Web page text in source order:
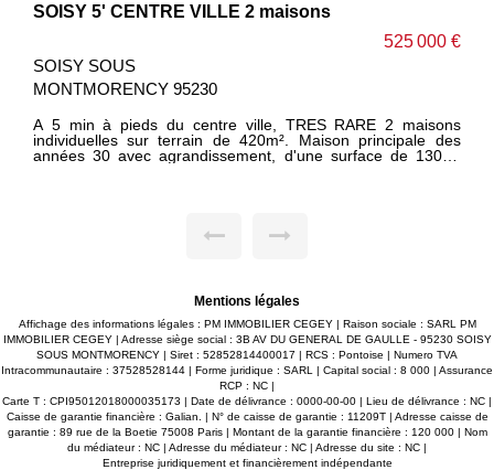
SOISY 5' CENTRE VILLE 2 maisons
525 000 €
SOISY SOUS
MONTMORENCY 95230
A 5 min à pieds du centre ville, TRES RARE 2 maisons
individuelles sur terrain de 420m². Maison principale des
années 30 avec agrandissement, d'une surface de 130m²
Cachet authentique avec parquets et moulures Nichée au
profession libéral, rendement locatif ou adolescent
indépendant. L'ensemble est situé à 5 min à pieds du centre
ville, proche écoles commerce et bus. Stationnement pour 2
véhicules ----HONORAIRES CHARGE VENDEUR ----------
Mentions légales
Affichage des informations légales : PM IMMOBILIER CEGEY | Raison sociale : SARL PM
IMMOBILIER CEGEY | Adresse siège social : 3B AV DU GENERAL DE GAULLE - 95230 SOISY
SOUS MONTMORENCY | Siret : 52852814400017 | RCS : Pontoise | Numero TVA
Intracommunautaire : 37528528144 | Forme juridique : SARL | Capital social : 8 000 | Assurance
RCP : NC |
Carte T : CPI95012018000035173 | Date de délivrance : 0000-00-00 | Lieu de délivrance : NC |
Caisse de garantie financière : Galian. | N° de caisse de garantie : 11209T | Adresse caisse de
garantie : 89 rue de la Boetie 75008 Paris | Montant de la garantie financière : 120 000 | Nom
du médiateur : NC | Adresse du médiateur : NC | Adresse du site : NC |
Entreprise juridiquement et financièrement indépendante